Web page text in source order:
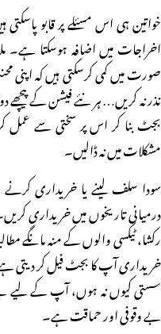
خواتین ہی اس مسئلے پر قابو
اخراجات میں اضافہ ہوسکتا ہے۔
صورت میں کمی کرسکتی ہیں کہ
نذر نہ کریں… ہر نئے فیشن کے پیچھے
بجٹ بنا کر اس پر سختی سے
مشکلات میں نہ ڈالیں۔
سودا سلف لینے یا خریداری کرنے
درمیانی تاریخوں میں خریداری
رکشا، ٹیکسی والوں کے منہ
خریداری آپ کا بجٹ فیل کر دیتی
سستی کیوں نہ ہوں، آپ کے لیے بے
بے وقوفی اور حماقت ہے۔